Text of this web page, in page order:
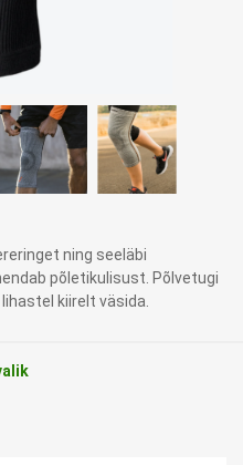
ning seeläbi
põletikulisust. Põlvetugi
kiirelt väsida.